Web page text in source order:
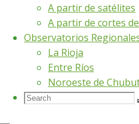
A partir de satélites
A partir de cortes
Observatorios
La Rioja
Entre Ríos
Noroeste de
Search
Search
julio 2021)
Situación
Nacional